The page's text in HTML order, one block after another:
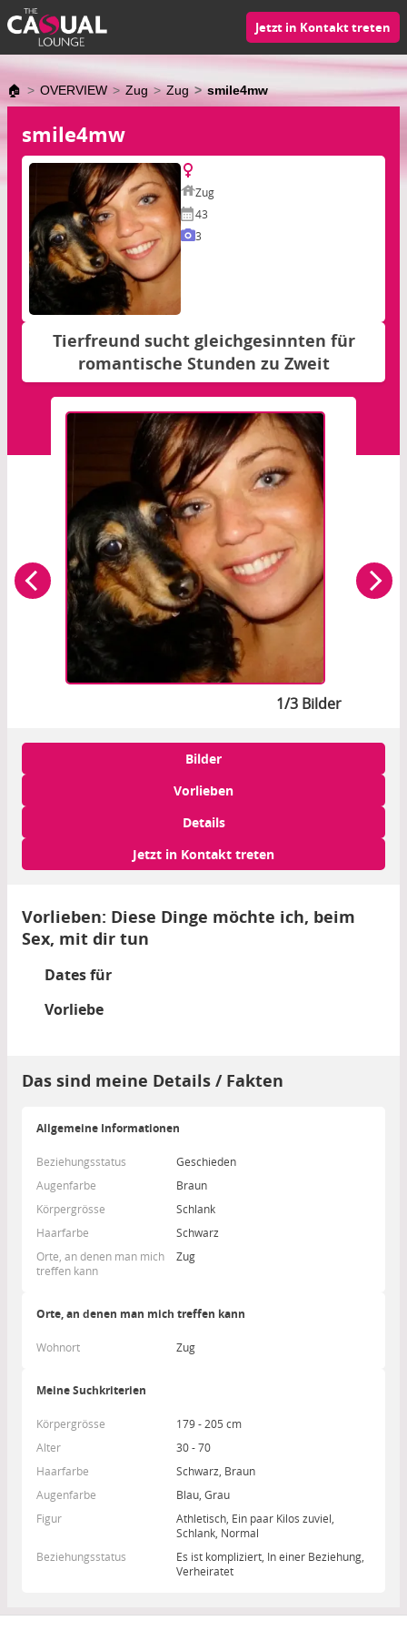
Jetzt in Kontakt treten
🏠 OVERVIEW Zug Zug smile4mw
smile4mw
Zug
43
3
Tierfreund sucht gleichgesinnten für
romantische Stunden zu Zweit
1/3 Bilder
Bilder
Vorlieben
Details
Jetzt in Kontakt treten
Vorlieben: Diese Dinge möchte ich, beim
Sex, mit dir tun
Dates für
Vorliebe
Das sind meine Details / Fakten
Allgemeine Informationen
Beziehungsstatus
Geschieden
Augenfarbe
Braun
Körpergrösse
Schlank
Haarfarbe
Schwarz
Orte, an denen man mich
treffen kann
Zug
Orte, an denen man mich treffen kann
Wohnort Zug
Meine Suchkriterien
Körpergrösse
179 - 205 cm
Alter
30 - 70
Haarfarbe
Schwarz, Braun
Augenfarbe
Blau, Grau
Figur
Athletisch, Ein paar Kilos zuviel,
Schlank, Normal
Beziehungsstatus
Es ist kompliziert, In einer Beziehung,
Verheiratet